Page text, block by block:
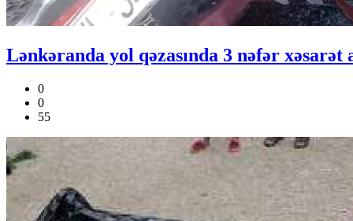
Lənkəranda yol qəzasında 3 nəfər xəsarət
0
0
55